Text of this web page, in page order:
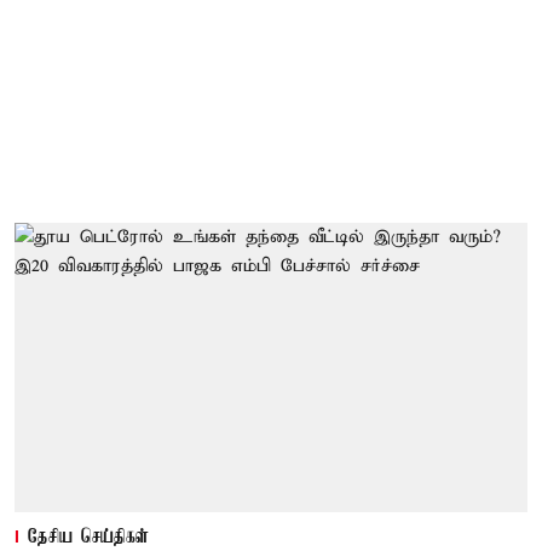
தேசிய செய்திகள்